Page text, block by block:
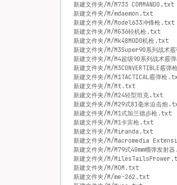
新建文件夹/M/M733 COMMANDO.txt
新建文件夹/M/mdaemon.txt
新建文件夹/M/Model633冲锋枪.txt
新建文件夹/M/MG36轻机枪.txt
新建文件夹/M/Mk48MOD0机枪.txt
新建文件夹/M/M3Super90系列战术
新建文件夹/M/M4超级90系列战术霰
新建文件夹/M/M3CONVERTIBLE霰
新建文件夹/M/M1TACTICAL霰弹枪
新建文件夹/M/Mt.txt
新建文件夹/M/M24轻型坦克.txt
新建文件夹/M/M29式81毫米迫击炮
新建文件夹/M/M1式加兰德步枪.txt
新建文件夹/M/M1卡宾枪.txt
新建文件夹/M/Miranda.txt
新建文件夹/M/Macromedia
新建文件夹/M/M79式40mm榴弹发射
新建文件夹/M/
新建文件夹/M/MOM.txt
新建文件夹/M/me-262.txt